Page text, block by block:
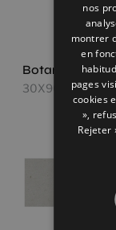
Botanical Lino
30X90
nos
montrer
en
pages
cookies
»,
Rejeter